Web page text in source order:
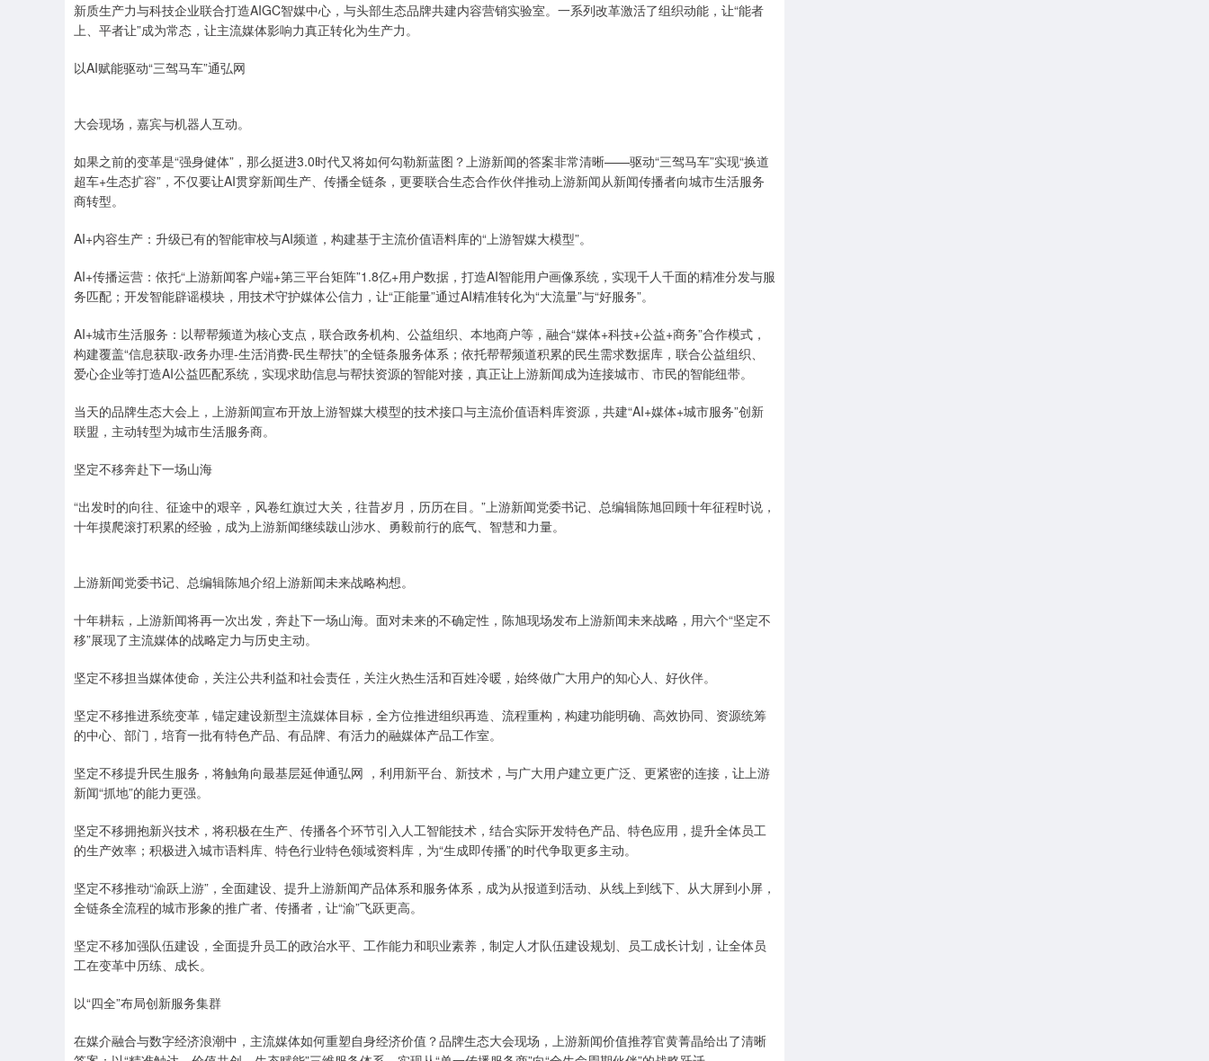
新质生产力与科技企业联合打造AIGC智媒中心，与头部生态品牌共建内容营销实验室。一系列改革激活了组织动能，让“能者
上、平者让”成为常态，让主流媒体影响力真正转化为生产力。
以AI赋能驱动“三驾马车”通弘网
大会现场，嘉宾与机器人互动。
如果之前的变革是“强身健体”，那么挺进3.0时代又将如何勾勒新蓝图？上游新闻的答案非常清晰——驱动“三驾马车”实现“换道
超车+生态扩容”，不仅要让AI贯穿新闻生产、传播全链条，更要联合生态合作伙伴推动上游新闻从新闻传播者向城市生活服务
商转型。
AI+内容生产：升级已有的智能审校与AI频道，构建基于主流价值语料库的“上游智媒大模型”。
AI+传播运营：依托“上游新闻客户端+第三平台矩阵”1.8亿+用户数据，打造AI智能用户画像系统，实现千人千面的精准分发与服
务匹配；开发智能辟谣模块，用技术守护媒体公信力，让“正能量”通过AI精准转化为“大流量”与“好服务”。​
AI+城市生活服务：以帮帮频道为核心支点，联合政务机构、公益组织、本地商户等，融合“媒体+科技+公益+商务”合作模式，
构建覆盖“信息获取-政务办理-生活消费-民生帮扶”的全链条服务体系；依托帮帮频道积累的民生需求数据库，联合公益组织、
爱心企业等打造AI公益匹配系统，实现求助信息与帮扶资源的智能对接，真正让上游新闻成为连接城市、市民的智能纽带。
当天的品牌生态大会上，上游新闻宣布开放上游智媒大模型的技术接口与主流价值语料库资源，共建“AI+媒体+城市服务”创新
联盟，主动转型为城市生活服务商。
坚定不移奔赴下一场山海
“出发时的向往、征途中的艰辛，风卷红旗过大关，往昔岁月，历历在目。”上游新闻党委书记、总编辑陈旭回顾十年征程时说，
十年摸爬滚打积累的经验，成为上游新闻继续跋山涉水、勇毅前行的底气、智慧和力量。
上游新闻党委书记、总编辑陈旭介绍上游新闻未来战略构想。
十年耕耘，上游新闻将再一次出发，奔赴下一场山海。面对未来的不确定性，陈旭现场发布上游新闻未来战略，用六个“坚定不
移”展现了主流媒体的战略定力与历史主动。
坚定不移担当媒体使命，关注公共利益和社会责任，关注火热生活和百姓冷暖，始终做广大用户的知心人、好伙伴。
坚定不移推进系统变革，锚定建设新型主流媒体目标，全方位推进组织再造、流程重构，构建功能明确、高效协同、资源统筹
的中心、部门，培育一批有特色产品、有品牌、有活力的融媒体产品工作室。
坚定不移提升民生服务，将触角向最基层延伸通弘网 ，利用新平台、新技术，与广大用户建立更广泛、更紧密的连接，让上游
新闻“抓地”的能力更强。
坚定不移拥抱新兴技术，将积极在生产、传播各个环节引入人工智能技术，结合实际开发特色产品、特色应用，提升全体员工
的生产效率；积极进入城市语料库、特色行业特色领域资料库，为“生成即传播”的时代争取更多主动。
坚定不移推动“渝跃上游”，全面建设、提升上游新闻产品体系和服务体系，成为从报道到活动、从线上到线下、从大屏到小屏，
全链条全流程的城市形象的推广者、传播者，让“渝”飞跃更高。
坚定不移加强队伍建设，全面提升员工的政治水平、工作能力和职业素养，制定人才队伍建设规划、员工成长计划，让全体员
工在变革中历练、成长。
以“四全”布局创新服务集群
在媒介融合与数字经济浪潮中，主流媒体如何重塑自身经济价值？品牌生态大会现场，上游新闻价值推荐官黄菁晶给出了清晰